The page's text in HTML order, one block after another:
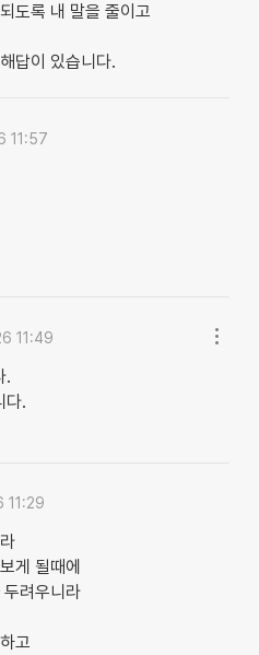
도록 내 말을 줄이고
답이 있습니다.
11:57
11:49
.
다.
11:29
게 될때에
려우니라
고